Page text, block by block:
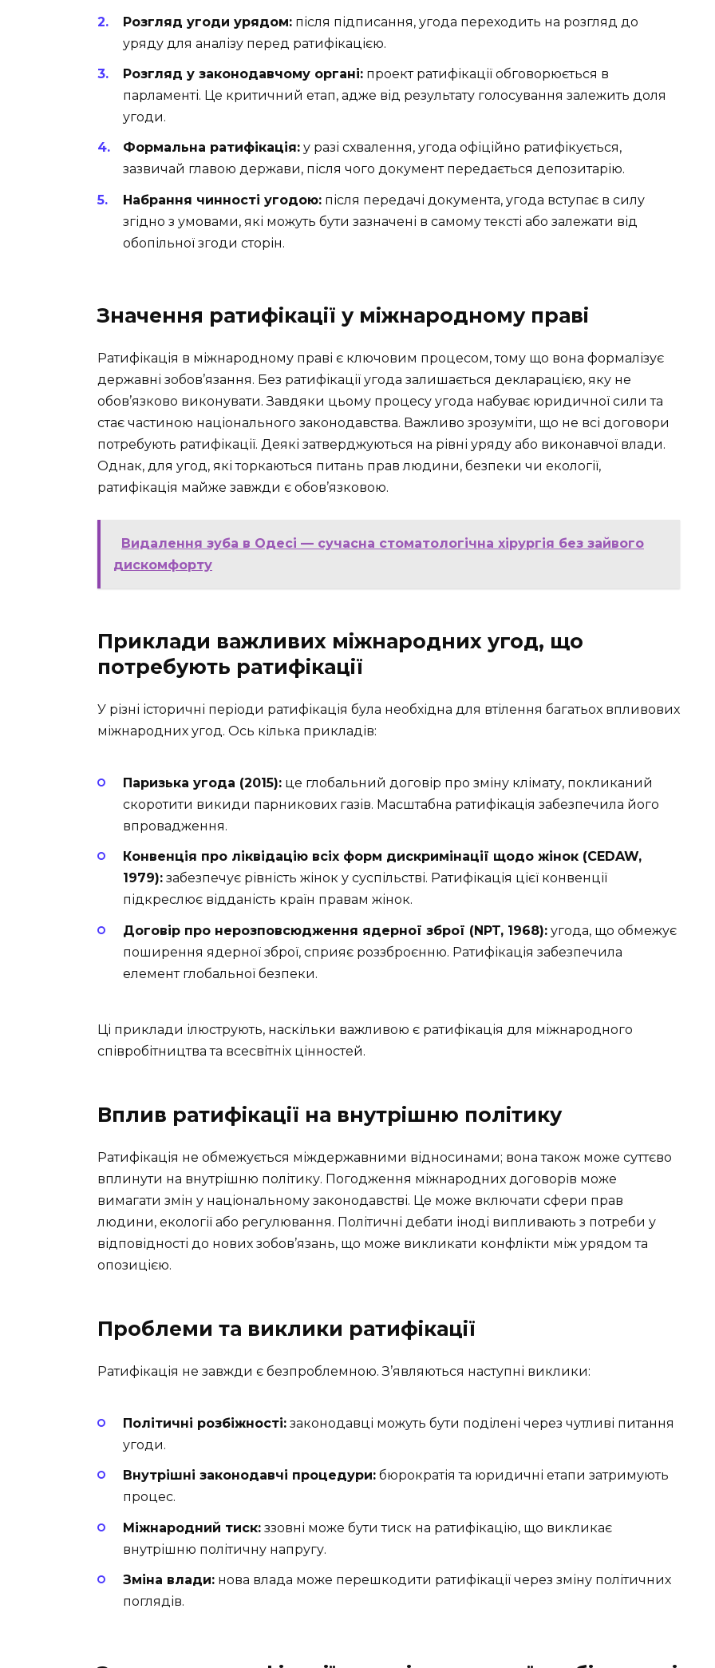
Розгляд угоди урядом: після підписання, угода переходить на розгляд до
уряду для аналізу перед ратифікацією.
Розгляд у законодавчому органі: проект ратифікації обговорюється в
парламенті. Це критичний етап, адже від результату голосування залежить доля
угоди.
Формальна ратифікація: у разі схвалення, угода офіційно ратифікується,
зазвичай главою держави, після чого документ передається депозитарію.
Набрання чинності угодою: після передачі документа, угода вступає в силу
згідно з умовами, які можуть бути зазначені в самому тексті або залежати від
обопільної згоди сторін.
Значення ратифікації у міжнародному праві
Ратифікація в міжнародному праві є ключовим процесом, тому що вона формалізує
державні зобов’язання. Без ратифікації угода залишається декларацією, яку не
обов’язково виконувати. Завдяки цьому процесу угода набуває юридичної сили та
стає частиною національного законодавства. Важливо зрозуміти, що не всі договори
потребують ратифікації. Деякі затверджуються на рівні уряду або виконавчої влади.
Однак, для угод, які торкаються питань прав людини, безпеки чи екології,
ратифікація майже завжди є обов’язковою.
Видалення зуба в Одесі — сучасна стоматологічна хірургія без зайвого
дискомфорту
Приклади важливих міжнародних угод, що
потребують ратифікації
У різні історичні періоди ратифікація була необхідна для втілення багатьох впливових
міжнародних угод. Ось кілька прикладів:
Паризька угода (2015): це глобальний договір про зміну клімату, покликаний
скоротити викиди парникових газів. Масштабна ратифікація забезпечила його
впровадження.
Конвенція про ліквідацію всіх форм дискримінації щодо жінок (CEDAW,
1979): забезпечує рівність жінок у суспільстві. Ратифікація цієї конвенції
підкреслює відданість країн правам жінок.
Договір про нерозповсюдження ядерної зброї (NPT, 1968): угода, що обмежує
поширення ядерної зброї, сприяє роззброєнню. Ратифікація забезпечила
елемент глобальної безпеки.
Ці приклади ілюструють, наскільки важливою є ратифікація для міжнародного
співробітництва та всесвітніх цінностей.
Вплив ратифікації на внутрішню політику
Ратифікація не обмежується міждержавними відносинами; вона також може суттєво
вплинути на внутрішню політику. Погодження міжнародних договорів може
вимагати змін у національному законодавстві. Це може включати сфери прав
людини, екології або регулювання. Політичні дебати іноді випливають з потреби у
відповідності до нових зобов’язань, що може викликати конфлікти між урядом та
опозицією.
Проблеми та виклики ратифікації
Ратифікація не завжди є безпроблемною. З’являються наступні виклики:
Політичні розбіжності: законодавці можуть бути поділені через чутливі питання
угоди.
Внутрішні законодавчі процедури: бюрократія та юридичні етапи затримують
процес.
Міжнародний тиск: ззовні може бути тиск на ратифікацію, що викликає
внутрішню політичну напругу.
Зміна влади: нова влада може перешкодити ратифікації через зміну політичних
поглядів.